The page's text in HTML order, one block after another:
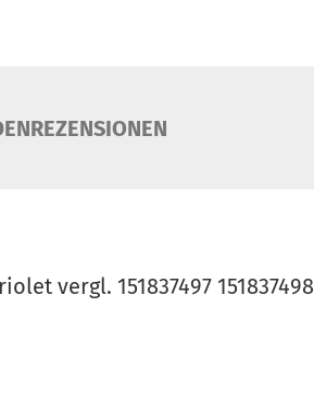
vergl. 151837497 151837498